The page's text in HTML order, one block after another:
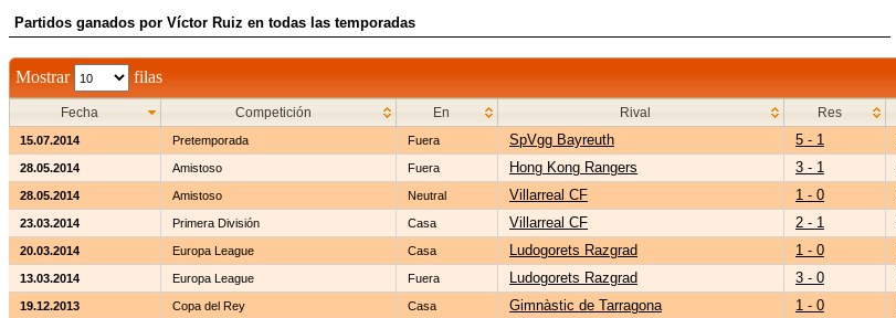
Partidos ganados por Víctor Ruiz en todas las temporadas
Mostrar filas
Fecha Competición En Rival Res
15.07.2014 Pretemporada Fuera SpVgg Bayreuth 5 - 1
28.05.2014 Amistoso Fuera Hong Kong Rangers 3 - 1
28.05.2014 Amistoso Neutral Villarreal CF 1 - 0
23.03.2014 Primera División Casa Villarreal CF 2 - 1
20.03.2014 Europa League Casa Ludogorets Razgrad 1 - 0
13.03.2014 Europa League Fuera Ludogorets Razgrad 3 - 0
19.12.2013 Copa del Rey Casa Gimnàstic de Tarragona 1 - 0